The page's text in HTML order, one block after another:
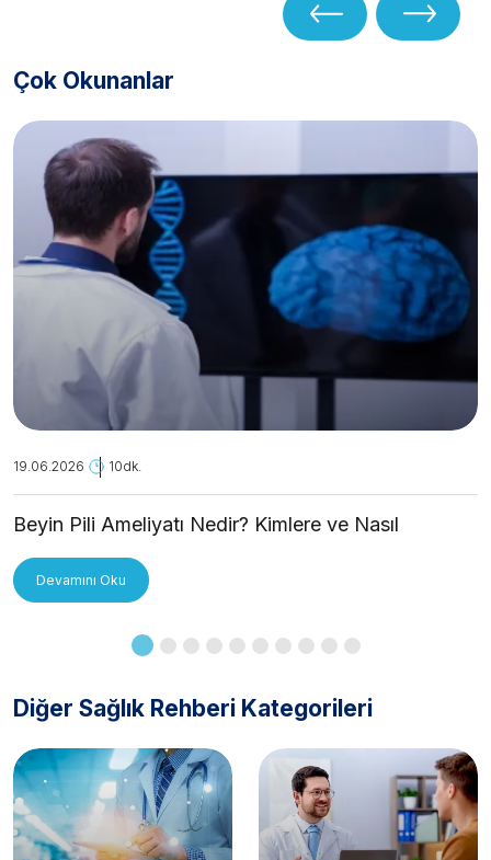
Çok Okunanlar
19.06.2026 10dk.
Beyin Pili Ameliyatı Nedir? Kimlere ve Nasıl
Devamını Oku
Diğer Sağlık Rehberi Kategorileri